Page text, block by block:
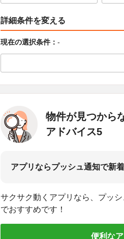
詳細条件を変える
現在の選択条件： -
物件が見つから
アドバイス5
アプリならプッシュ通知で新
サクサク動くアプリなら、プッ
でおすすめです！
便利な